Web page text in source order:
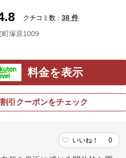
クチコミ数 : 38 件
町塚原1009
料金を表示
割引クーポンをチェック
いいね！ 0